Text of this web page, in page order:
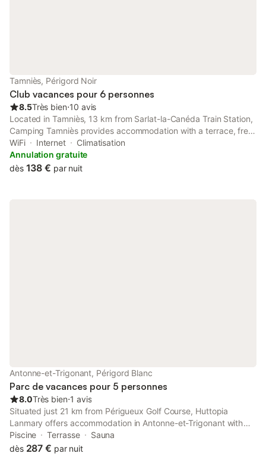
Tamniès, Périgord Noir
Club vacances pour 6 personnes
8.5Très bien⋅10 avis
Located in Tamniès, 13 km from Sarlat-la-Canéda Train Station,
Camping Tamniès provides accommodation with a terrace, free
private parking and a restaurant.
WiFi Internet
Climatisation
Annulation gratuite
dès 138 € par nuit
Antonne-et-Trigonant, Périgord Blanc
Parc de vacances pour 5 personnes
8.0Très bien⋅1 avis
Situated just 21 km from Périgueux Golf Course, Huttopia
Lanmary offers accommodation in Antonne-et-Trigonant with
access to a bar, a shared lounge, as well as a tour desk.
Featuring free private parking, the 3-star holiday park is 44 km
Piscine Terrasse
Sauna
dès 287 € par nuit